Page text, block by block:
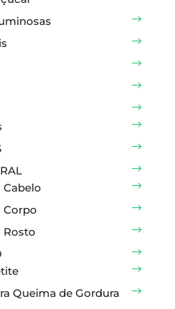
Corpo
Rosto
Queima de Gordura